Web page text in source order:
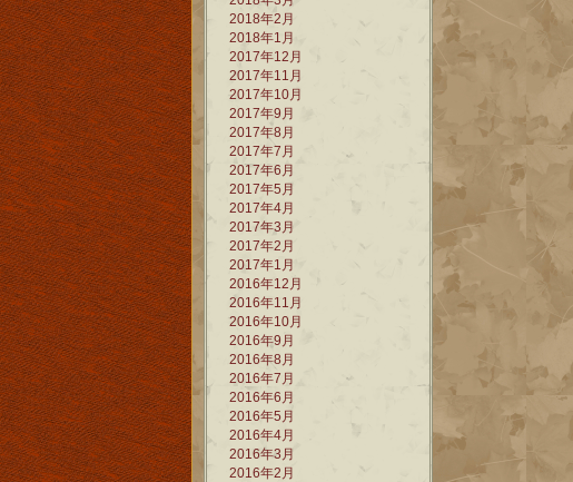
2018年2月
2018年1月
2017年12月
2017年11月
2017年10月
2017年9月
2017年8月
2017年7月
2017年6月
2017年5月
2017年4月
2017年3月
2017年2月
2017年1月
2016年12月
2016年11月
2016年10月
2016年9月
2016年8月
2016年7月
2016年6月
2016年5月
2016年4月
2016年3月
2016年2月